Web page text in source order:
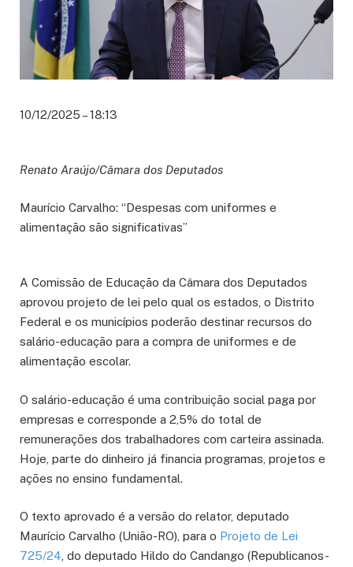
10/12/2025 – 18:13
Renato Araújo/Câmara dos Deputados
Maurício Carvalho: “Despesas com uniformes e
alimentação são significativas”
A Comissão de Educação da Câmara dos Deputados
aprovou projeto de lei pelo qual os estados, o Distrito
Federal e os municípios poderão destinar recursos do
salário-educação para a compra de uniformes e de
alimentação escolar.
O salário-educação é uma contribuição social paga por
empresas e corresponde a 2,5% do total de
remunerações dos trabalhadores com carteira assinada.
Hoje, parte do dinheiro já financia programas, projetos e
ações no ensino fundamental.
O texto aprovado é a versão do relator, deputado
Maurício Carvalho (União-RO), para o Projeto de Lei
725/24 , do deputado Hildo do Candango (Republicanos-